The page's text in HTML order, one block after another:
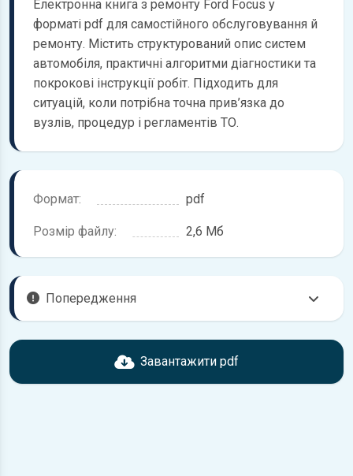
Електронна книга з ремонту Ford Focus у
форматі pdf для самостійного обслуговування й
ремонту. Містить структурований опис систем
автомобіля, практичні алгоритми діагностики та
покрокові інструкції робіт. Підходить для
ситуацій, коли потрібна точна прив’язка до
вузлів, процедур і регламентів ТО.
Формат: pdf
Розмір файлу: 2,6 Мб
Попередження
Перед завантаженням ознайомтесь з характеристиками
Ford Focus, що надані в книзі. Можливі розбіжності, якщо
Завантажити pdf